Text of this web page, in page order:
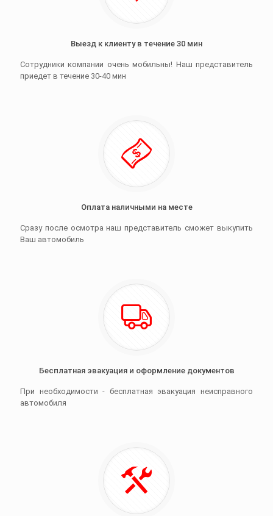
Выезд к клиенту в течение 30 мин
Сотрудники компании очень мобильны! Наш представитель
приедет в течение 30-40 мин
Оплата наличными на месте
Сразу после осмотра наш представитель сможет выкупить
Ваш автомобиль
Бесплатная эвакуация и оформление документов
При необходимости - бесплатная эвакуация неисправного
автомобиля